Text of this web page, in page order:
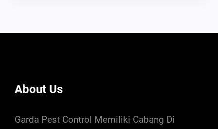
About Us
Garda Pest Control Memiliki Cabang Di